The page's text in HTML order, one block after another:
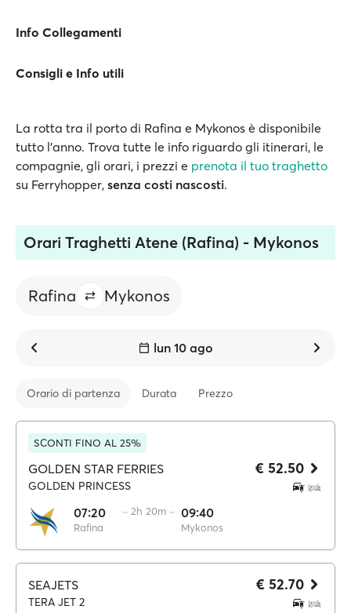
Info Collegamenti
Consigli e Info utili
La rotta tra il porto di Rafina e Mykonos è disponibile
tutto l'anno. Trova tutte le info riguardo gli itinerari, le
compagnie, gli orari, i prezzi e prenota il tuo traghetto
su Ferryhopper, senza costi nascosti.
Orari Traghetti Atene (Rafina) - Mykonos
Rafina Mykonos
lun 10 ago
Orario di partenza Durata Prezzo
SCONTI FINO AL 25%
GOLDEN STAR FERRIES
GOLDEN PRINCESS
07:20
Rafina
·· 2h 20m ·· 09:40
Mykonos
€ 52.50
SEAJETS
TERA JET 2
€ 52.70